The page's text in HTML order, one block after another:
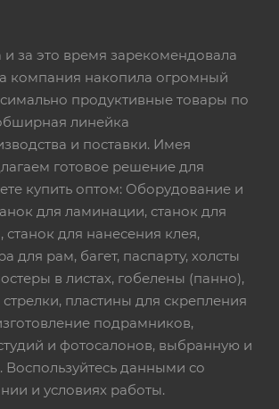
за это время зарекомендовала
компания накопила огромный
продуктивные товары по
линейка
и поставки. Имея
готовое решение для
купить оптом: Оборудование и
для ламинации, станок для
для нанесения клея,
рам, багет, паспарту, холсты
в листах, гобелены (панно),
пластины для скрепления
подрамников,
и фотосалонов, выбранную и
данными со
и условиях работы.